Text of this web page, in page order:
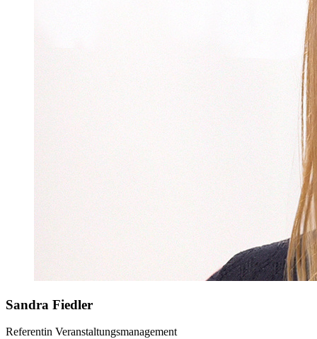
Sandra Fiedler
Referentin Veranstaltungsmanagement